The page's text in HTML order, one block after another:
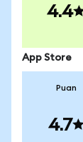
4.4
App Store
Puan
4.7